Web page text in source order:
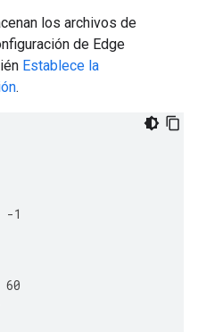
los archivos de
de Edge
Establece la
.
-1
60